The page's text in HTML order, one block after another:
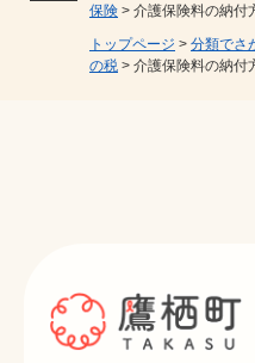
保険 > 介護保険料の納付
トップページ > 分類でさ
の税 > 介護保険料の納付